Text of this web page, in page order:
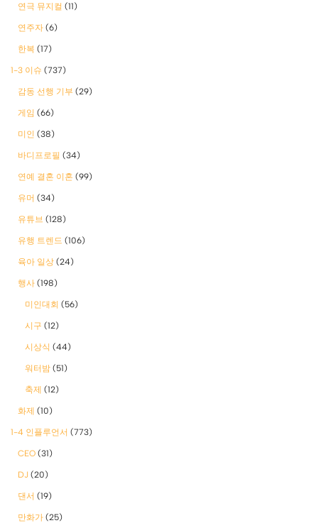
연극 뮤지컬 (11)
연주자 (6)
한복 (17)
1-3 이슈 (737)
감동 선행 기부 (29)
게임 (66)
미인 (38)
바디프로필 (34)
연예 결혼 이혼 (99)
유머 (34)
유튜브 (128)
유행 트렌드 (106)
육아 일상 (24)
행사 (198)
미인대회 (56)
시구 (12)
시상식 (44)
워터밤 (51)
축제 (12)
화제 (10)
1-4 인플루언서 (773)
CEO (31)
DJ (20)
댄서 (19)
만화가 (25)